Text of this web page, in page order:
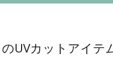
UVカットアイテ